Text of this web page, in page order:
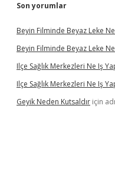
Son yorumlar
Beyin Filminde Beyaz Leke
Beyin Filminde Beyaz Leke
Ilçe Sağlık Merkezleri Ne Iş
Ilçe Sağlık Merkezleri Ne Iş
Geyik Neden Kutsaldır için